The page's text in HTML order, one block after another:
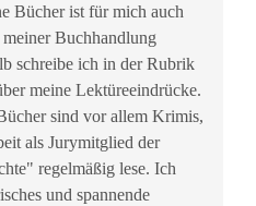
Bücher ist für mich auch
Buchhandlung
schreibe ich in der Rubrik
meine Lektüreeindrücke.
sind vor allem Krimis,
als Jurymitglied der
regelmäßig lese. Ich
und spannende